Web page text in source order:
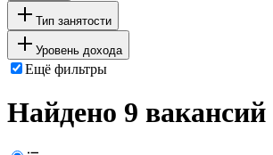
Тип занятости
Уровень дохода
Ещё фильтры
Найдено 9 вакансий